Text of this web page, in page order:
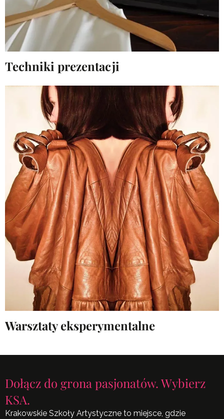
Techniki prezentacji
Warsztaty eksperymentalne
Dołącz do grona pasjonatów. Wybierz
KSA.
Krakowskie Szkoły Artystyczne to miejsce, gdzie